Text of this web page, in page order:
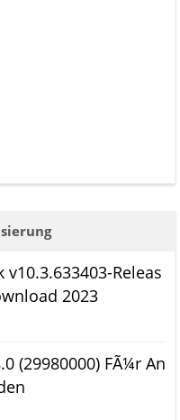
Releas
2023
(29980000) FÃ¼r An